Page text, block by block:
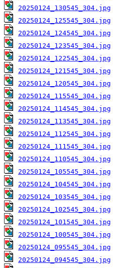
20250124_130545_304.jpg
20250124_125545_304.jpg
20250124_124545_304.jpg
20250124_123545_304.jpg
20250124_122545_304.jpg
20250124_121545_304.jpg
20250124_120545_304.jpg
20250124_115545_304.jpg
20250124_114545_304.jpg
20250124_113545_304.jpg
20250124_112545_304.jpg
20250124_111545_304.jpg
20250124_110545_304.jpg
20250124_105545_304.jpg
20250124_104545_304.jpg
20250124_103545_304.jpg
20250124_102545_304.jpg
20250124_101545_304.jpg
20250124_100545_304.jpg
20250124_095545_304.jpg
20250124_094545_304.jpg